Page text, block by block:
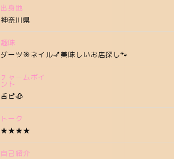
出身地
神奈川県
趣味
ダーツ🎯ネイル💅美味しいお店探し🐾
チャームポイ
ント
舌ピ🥀
トーク
★★★★
自己紹介